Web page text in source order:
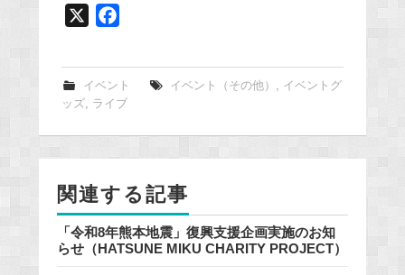
e
b
o
o
イベント イベント（その他） , イベントグ
ッズ, ライブ
関連する記事
「令和8年熊本地震」復興支援企画実施のお知
らせ（HATSUNE MIKU CHARITY PROJECT）